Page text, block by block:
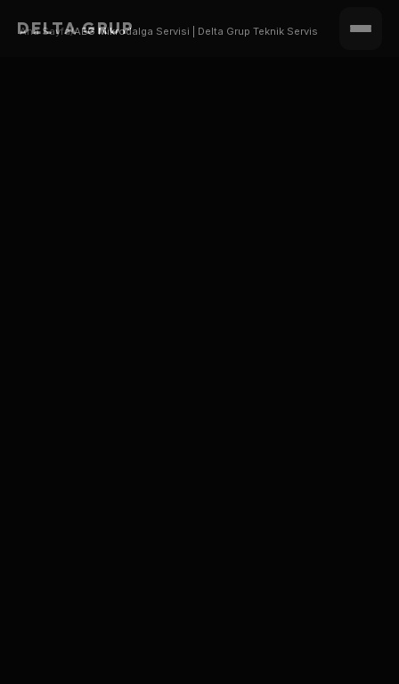
DELTA GRUP
Ana Sayfa/AEG Mikrodalga Servisi | Delta Grup Teknik Servis